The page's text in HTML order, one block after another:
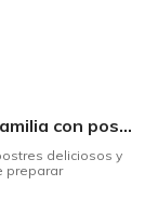
¡Dulce y Saludable! Consienta a su familia con postres deliciosos y sin culpas
deliciosos y
preparar